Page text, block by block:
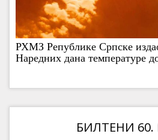
РХМЗ Републике Српске
Наредних дана температуре
БИЛТЕНИ